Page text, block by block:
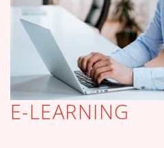
E-LEARNING